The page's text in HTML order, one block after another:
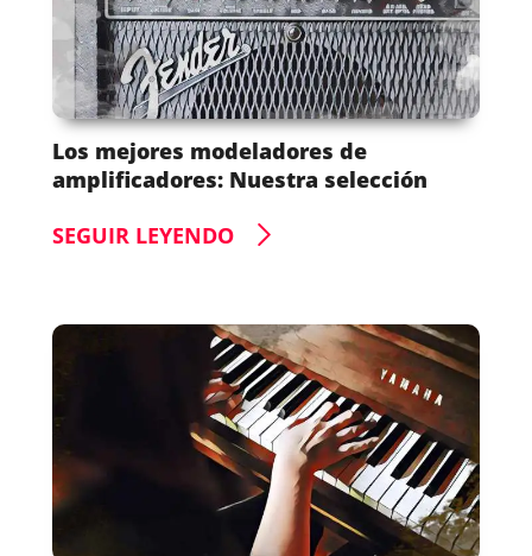
Los mejores modeladores de
amplificadores: Nuestra selección
SEGUIR LEYENDO